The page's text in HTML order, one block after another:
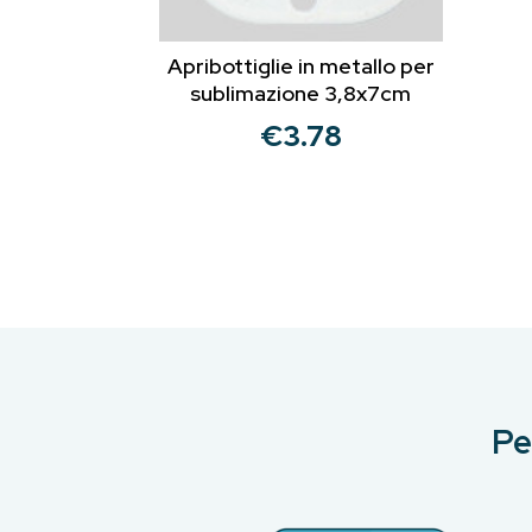
Apribottiglie in metallo per
sublimazione 3,8x7cm
€3.78